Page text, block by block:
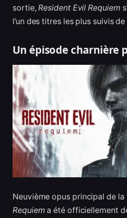
sortie,Resident Evil Requiem
l’un des titres les plus suivis de
Un épisode charnière
Neuvième opus principal de la
Requiem a été officiellement